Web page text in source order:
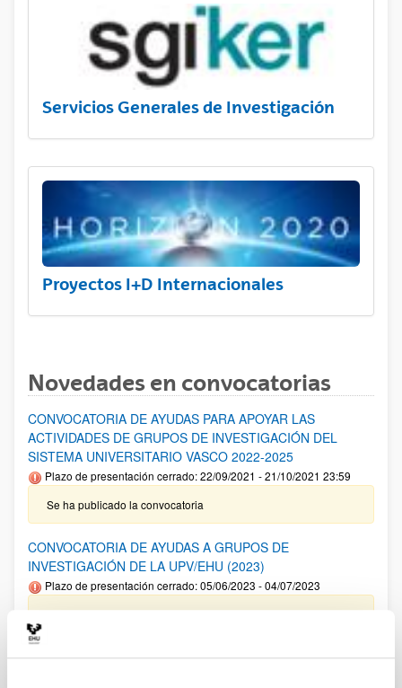
Servicios Generales de Investigación
Proyectos I+D Internacionales
Novedades en convocatorias
CONVOCATORIA DE AYUDAS PARA APOYAR LAS
ACTIVIDADES DE GRUPOS DE INVESTIGACIÓN DEL
SISTEMA UNIVERSITARIO VASCO 2022-2025
Plazo de presentación cerrado: 22/09/2021 - 21/10/2021 23:59
Se ha publicado la convocatoria
CONVOCATORIA DE AYUDAS A GRUPOS DE
INVESTIGACIÓN DE LA UPV/EHU (2023)
Plazo de presentación cerrado: 05/06/2023 - 04/07/2023
14/02/2024 Resolución Definitiva de ayudas concedidas y
provisional de solicitudes admitidas y excluidas para